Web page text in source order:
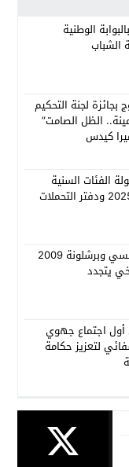
الوطنية
لجنة التحكيم
الظل الصامت”
كيدس
الفئات السنية
للموسم 2025/2024 ودفتر التحملات
حكم مباراة تشيلسي وبرشلونة 2009
يتجدد
أول اجتماع جهوي
لتعزيز حكامة